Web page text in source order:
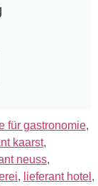
für gastronomie,
kaarst,
neuss,
, lieferant hotel ,